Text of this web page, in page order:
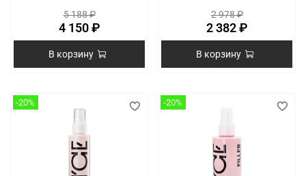
5 188 ₽
4 150 ₽
В корзину
2 978 ₽
2 382 ₽
В корзину
-20% -20%